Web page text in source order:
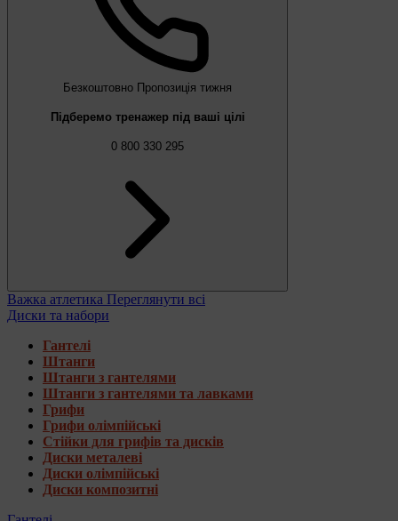
Безкоштовно Пропозиція тижня
Підберемо тренажер під ваші цілі
0 800 330 295
Важка атлетика Переглянути всі
Диски та набори
Гантелі
Штанги
Штанги з гантелями
Штанги з гантелями та лавками
Грифи
Грифи олімпійські
Стійки для грифів та дисків
Диски металеві
Диски олімпійські
Диски композитні